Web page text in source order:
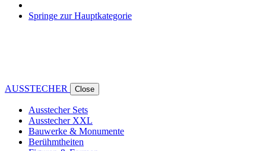
Springe zur Hauptkategorie
AUSSTECHER Close
Ausstecher Sets
Ausstecher XXL
Bauwerke & Monumente
Berühmtheiten